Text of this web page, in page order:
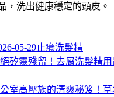
，洗出健康穩定的頭皮。
05-29類
止癢洗髮精
矽靈殘留！去屑洗髮精
室高壓族的清爽秘笈！